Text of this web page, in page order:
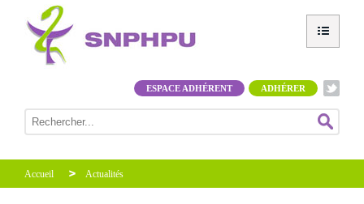
ADHÉRER
ESPACE ADHÉRENT
Accueil Actualités